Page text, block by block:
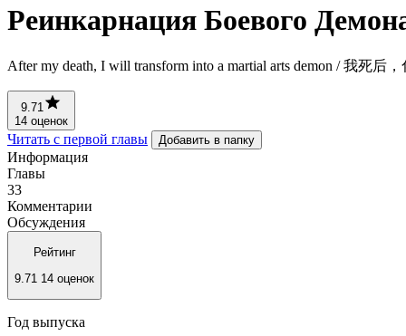
Реинкарнация Боевого
After my death, I will transform into a martial arts demon / 我死后
9.71
14 оценок
Читать с первой главы Добавить в папку
Информация
Главы
33
Комментарии
Обсуждения
Рейтинг
9.71 14 оценок
Год выпуска